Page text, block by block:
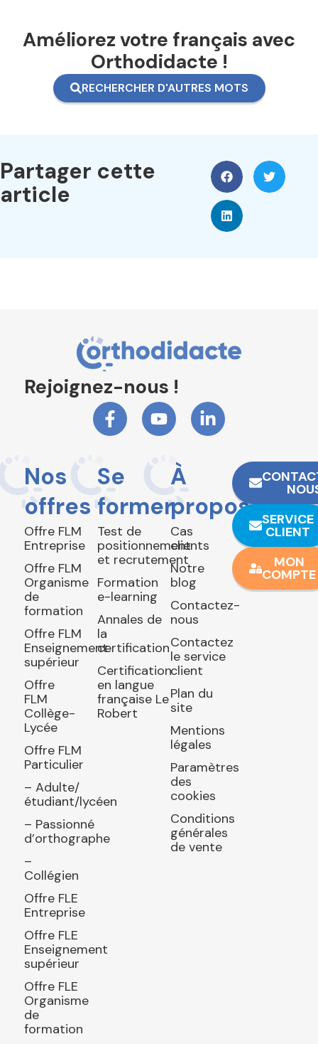
Améliorez votre français avec
Orthodidacte !
RECHERCHER D'AUTRES MOTS
Partager cette
article
Rejoignez-nous !
Nos
offres
Offre FLM
Entreprise
Offre FLM
Organisme
de
formation
Offre FLM
Enseignement
supérieur
Offre
FLM
Collège-
Lycée
Offre FLM
Particulier
– Adulte/
étudiant/lycéen
– Passionné
d’orthographe
–
Collégien
Offre FLE
Entreprise
Offre FLE
Enseignement
supérieur
Offre FLE
Organisme
de
formation
Se
former
Test de
positionnement
et recrutement
Formation
e-learning
Annales de
la
certification
Certification
en langue
française Le
Robert
À
propos
Cas
clients
Notre
blog
Contactez-
nous
Contactez
le service
client
Plan du
site
Mentions
légales
Paramètres
des
cookies
Conditions
générales
de vente
SERVICE
CLIENT
MON
COMPTE